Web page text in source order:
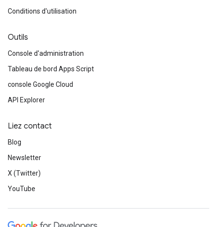
Conditions d'utilisation
Outils
Console d'administration
Tableau de bord Apps Script
console Google Cloud
API Explorer
Liez contact
Blog
Newsletter
X (Twitter)
YouTube